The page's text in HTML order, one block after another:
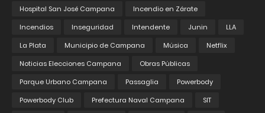
Hospital San José Campana
Incendio en Zárate
Incendios
Inseguridad Intendente Junin
LLA
La Plata
Municipio de Campana Música
Netflix
Noticias Elecciones Campana
Obras Públicas
Parque Urbano Campana
Passaglia
Powerbody
Powerbody Club
Prefectura Naval Campana
SIT